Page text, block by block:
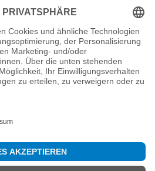
Str. 1
sports-